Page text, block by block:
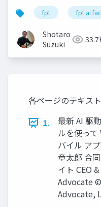
公開版fpt fpt ai
Shotaro
Suzuki
各ページのテキスト
1.
最新 AI 駆
ルを使っ
バイル ア
章太郎 合
イト CEO
Advocate
Advocate,